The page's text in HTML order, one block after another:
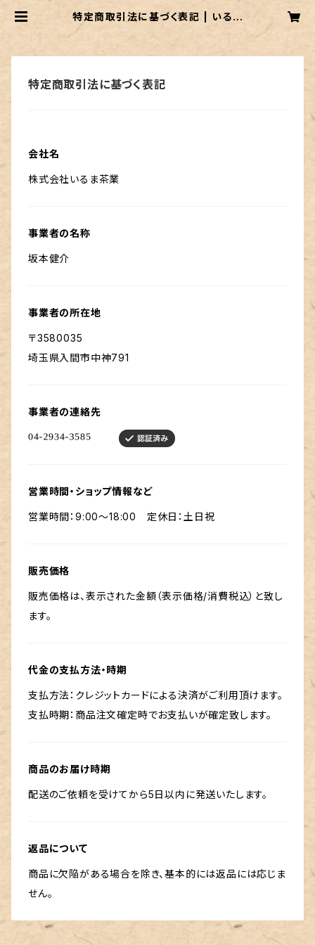
特定商取引法に基づく表記 | いるま
特定商取引法に基づく表記
会社名
株式会社いるま茶業
事業者の名称
坂本健介
事業者の所在地
〒3580035
埼玉県入間市中神791
事業者の連絡先
営業時間・ショップ情報など
営業時間：9:00～18:00 定休日：土日祝
販売価格
販売価格は、表示された金額（表示価格/消費税込）と致し
ます。
代金の支払方法・時期
支払方法：クレジットカードによる決済がご利用頂けます。
支払時期：商品注文確定時でお支払いが確定致します。
商品のお届け時期
配送のご依頼を受けてから5日以内に発送いたします。
返品について
商品に欠陥がある場合を除き、基本的には返品には応じま
せん。